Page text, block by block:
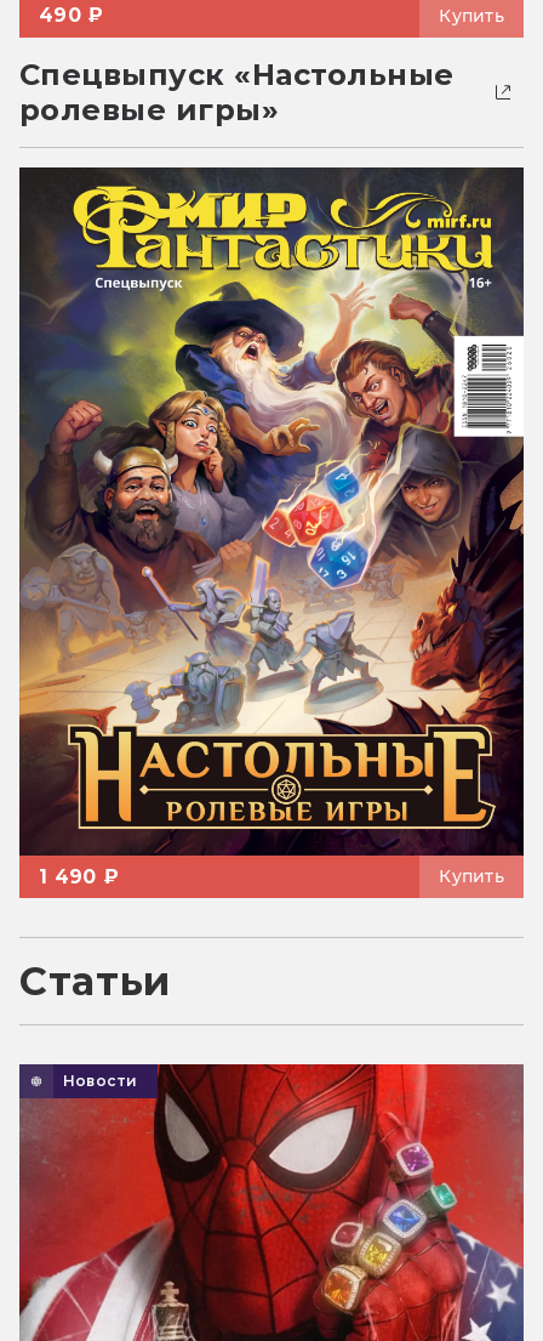
490 ₽ Купить
Спецвыпуск «Настольные
ролевые игры»
1 490 ₽ Купить
Статьи
Новости